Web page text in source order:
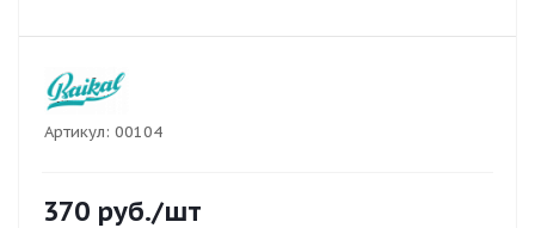
Артикул: 00104
370 руб./шт